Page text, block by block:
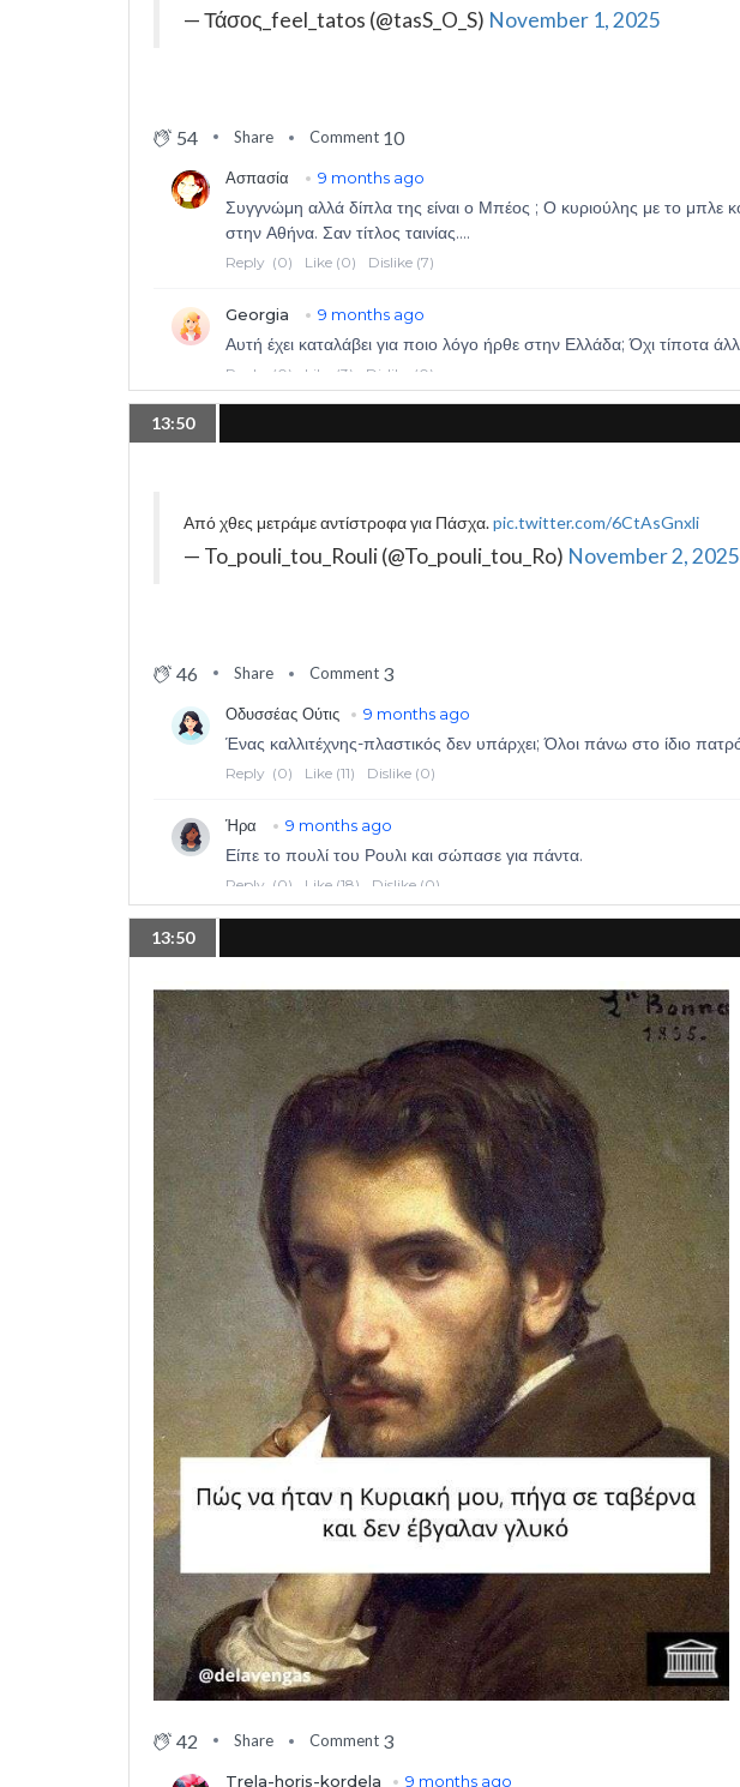
— Τάσος_feel_tatos (@tasS_O_S) November 1, 2025
54 Share Comment 10
13:50
Από χθες μετράμε αντίστροφα για Πάσχα.pic.twitter.com/6CtAsGnxli
— To_pouli_tou_Rouli (@To_pouli_tou_Ro) November 2, 2025
46 Share Comment 3
13:50
42 Share Comment 3